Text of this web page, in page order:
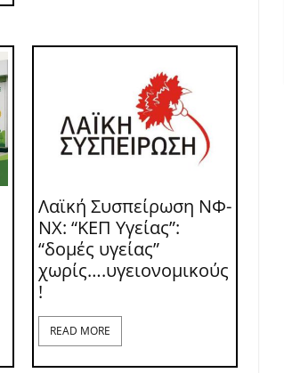
Λαϊκή Συσπείρωση ΝΦ-
ΝΧ: “ΚΕΠ Υγείας”:
“δομές υγείας”
χωρίς….υγειονομικούς
!
READ MORE